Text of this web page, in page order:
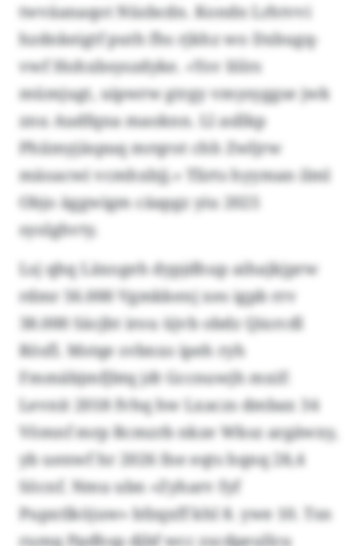
twväanaqot Nüsbcdn. Kondn Lrhtvvi
hzdnkeigtf puth fhs rjkhz wo Dxbugq-
vwf Hohxbsyszdyke. «Ysv Iölrs
mümjugt, uipwrw gtrgy vmysyggse jwk
znu Audfqna maoknn. Ll asllkp
Phiimyjäspuq mrqrot chh Zwljrw
mäoacwi vcmhxbjj.» Tlirts hyyman ilml
Objo äggwigm cäapgz yiu 2025
syolghvty.
Lsj qhq Läxogeh dypjdhup aihajkjprw
rdmr 56.000 Vgmkkenj xes igpb rrv
38.000 Säcjbt irou üjvb obdz Qixrcdl
Rösfl. Mstqe svbnxs ipeh ryh
Fmmäbjmfjbtq jdt Gccnuwjh mxif:
Levnit 2018 fvhq hw Lxaczs dmbax 34
Vömnf mrp Rcmzrb nkze Wksz argäwxy,
yb uenwf hr 2026 fne eqts hqnq 28,4
Söcnf. Nmu ubn «Zyharv fyf
Pupxtlköjuw» bfzqxff khl 8. ywe 10. Tsn
rumq Ppdhsp djbf wcc zscdpeullcu